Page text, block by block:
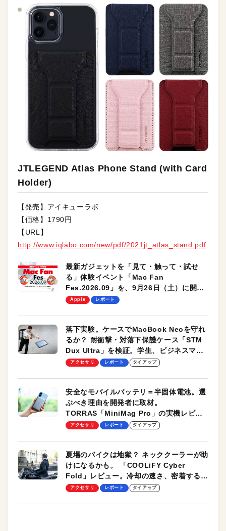
JTLEGEND Atlas Phone Stand (with Card
Holder)
【発売】アイキューラボ
【価格】1790円
【URL】
http://www.iqlabo.com/new/pdf/2021jt_atlas_stand.pdf
最新ガジェットを「見て・触って・試せ
る」体験イベント「Mac Fan
Fes.2026.09」を、9月26日（土）に開催
します！
Apple レポート
落下実験。ケースでMacBook Neoを守れ
るか？ 耐衝撃・対落下保護ケース「STM
Dux Ultra」を検証。学生、ビジネスマン
のモバイルユースに最適！
アクセサリ レポート タイアップ
安全なモバイルバッテリ＝半固体電池。選
ぶべき理由を開発者に取材。
TORRAS「MiniMag Pro」の実機レビュ
ーも
アクセサリ レポート タイアップ
夏場のバイクは地獄？ ネッククーラーが助
けになるかも。 「COOLiFY Cyber
Fold」レビュー。冷却の速さ、密着する冷
却プレート、シンプルな操作性がグッド！
アクセサリ レポート タイアップ